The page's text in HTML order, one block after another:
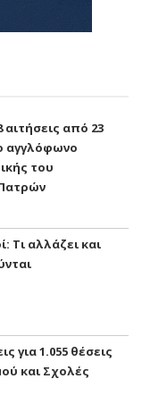
αιτήσεις από 23
αγγλόφωνο
του
Τι αλλάζει και
για 1.055 θέσεις
και Σχολές